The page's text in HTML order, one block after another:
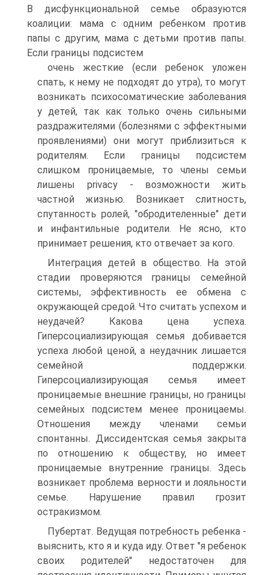
В дисфункциональной семье образуются
коалиции: мама с одним ребенком против
папы с другим, мама с детьми против папы.
Если границы подсистем
очень жесткие (если ребенок уложен
спать, к нему не подходят до утра), то могут
возникать психосоматические заболевания
у детей, так как только очень сильными
раздражителями (болезнями с эффектными
проявлениями) они могут приблизиться к
родителям. Если границы подсистем
слишком проницаемые, то члены семьи
лишены privacy - возможности жить
частной жизнью. Возникает слитность,
спутанность ролей, "обродителенные" дети
и инфантильные родители. Не ясно, кто
принимает решения, кто отвечает за кого.
Интеграция детей в общество. На этой
стадии проверяются границы семейной
системы, эффективность ее обмена с
окружающей средой. Что считать успехом и
неудачей? Какова цена успеха.
Гиперсоциализирующая семья добивается
успеха любой ценой, а неудачник лишается
семейной поддержки.
Гиперсоциализирующая семья имеет
проницаемые внешние границы, но границы
семейных подсистем менее проницаемы.
Отношения между членами семьи
спонтанны. Диссидентская семья закрыта
по отношению к обществу, но имеет
проницаемые внутренние границы. Здесь
возникает проблема верности и лояльности
семье. Нарушение правил грозит
остракизмом.
Пубертат. Ведущая потребность ребенка -
выяснить, кто я и куда иду. Ответ "я ребенок
своих родителей" недостаточен для